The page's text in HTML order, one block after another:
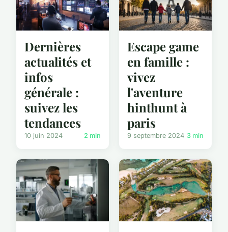
Dernières
actualités et
infos
générale :
suivez les
tendances
10 juin 2024 2 min
Escape game
en famille :
vivez
l'aventure
hinthunt à
paris
9 septembre 2024 3 min